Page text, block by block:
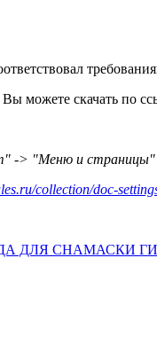
можете скачать по
-> "Меню и страницы"
collection/doc-
ДЛЯ СНАМАСКИ